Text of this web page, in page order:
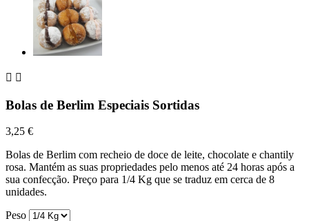
 
Bolas de Berlim Especiais Sortidas
3,25 €
Bolas de Berlim com recheio de doce de leite, chocolate e chantily
rosa. Mantém as suas propriedades pelo menos até 24 horas após a
sua confecção. Preço para 1/4 Kg que se traduz em cerca de 8
unidades.
Peso